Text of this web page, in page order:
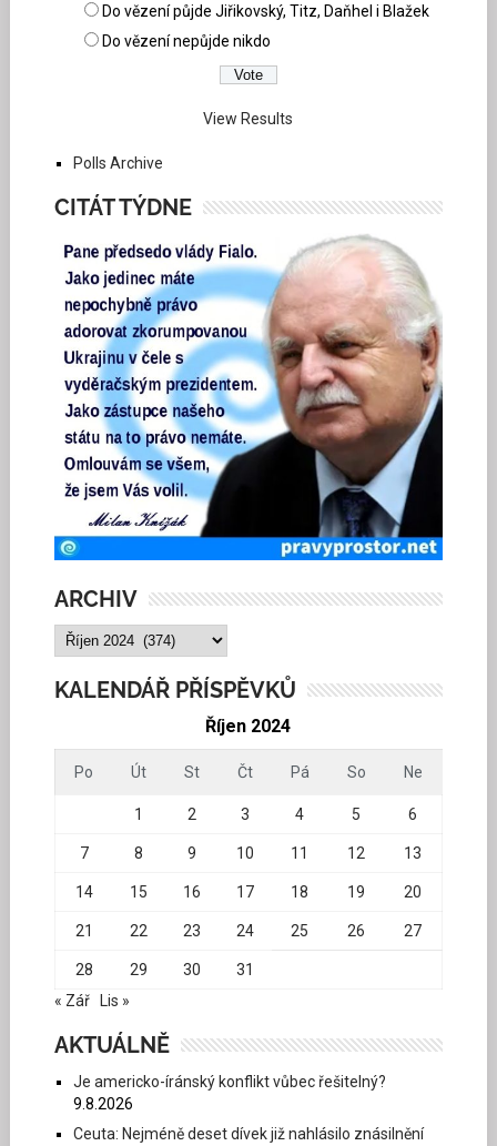
Do vězení půjde Jiřikovský, Titz, Daňhel i Blažek
Do vězení nepůjde nikdo
View Results
Polls Archive
CITÁT TÝDNE
ARCHIV
ARCHIV
KALENDÁŘ PŘÍSPĚVKŮ
Říjen 2024
Po Út St Čt Pá So Ne
1 2 3 4 5 6
7 8 9 10 11 12 13
14 15 16 17 18 19 20
21 22 23 24 25 26 27
28 29 30
31
« Zář
Lis »
AKTUÁLNĚ
Je americko-íránský konflikt vůbec řešitelný?
9.8.2026
Ceuta: Nejméně deset dívek již nahlásilo znásilnění